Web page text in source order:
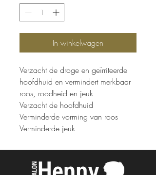
In winkelwagen
Verzacht de droge en geïrriteerde
hoofdhuid en vermindert merkbaar
roos, roodheid en jeuk
Verzacht de hoofdhuid
Verminderde vorming van roos
Verminderde jeuk